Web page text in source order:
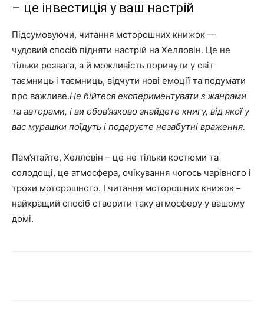
– це інвестиція у ваш настрій
Підсумовуючи, читання моторошних книжок —
чудовий спосіб підняти настрій на Хелловін. Це не
тільки розвага, а й можливість поринути у світ
таємниць і таємниць, відчути нові емоції та подумати
про важливе.Не бійтеся експериментувати з жанрами
та авторами, і ви обов’язково знайдете книгу, від якої у
вас мурашки поїдуть і подаруєте незабутні враження.
Пам’ятайте, Хелловін – це не тільки костюми та
солодощі, це атмосфера, очікування чогось чарівного і
трохи моторошного. І читання моторошних книжок –
найкращий спосіб створити таку атмосферу у вашому
домі.